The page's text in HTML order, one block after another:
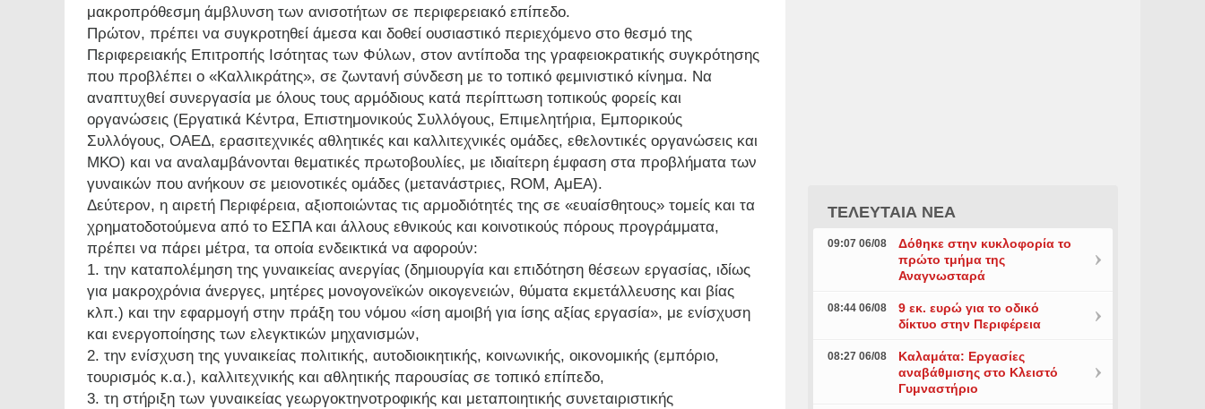
μακροπρόθεσμη άμβλυνση των ανισοτήτων σε περιφερειακό επίπεδο.
Πρώτον, πρέπει να συγκροτηθεί άμεσα και δοθεί ουσιαστικό περιεχόμενο στο θεσμό της
Περιφερειακής Επιτροπής Ισότητας των Φύλων, στον αντίποδα της γραφειοκρατικής συγκρότησης
που προβλέπει ο «Καλλικράτης», σε ζωντανή σύνδεση με το τοπικό φεμινιστικό κίνημα. Να
αναπτυχθεί συνεργασία με όλους τους αρμόδιους κατά περίπτωση τοπικούς φορείς και
οργανώσεις (Εργατικά Κέντρα, Επιστημονικούς Συλλόγους, Επιμελητήρια, Εμπορικούς
Συλλόγους, ΟΑΕΔ, ερασιτεχνικές αθλητικές και καλλιτεχνικές ομάδες, εθελοντικές οργανώσεις και
ΜΚΟ) και να αναλαμβάνονται θεματικές πρωτοβουλίες, με ιδιαίτερη έμφαση στα προβλήματα των
γυναικών που ανήκουν σε μειονοτικές ομάδες (μετανάστριες, ROM, ΑμΕΑ).
Δεύτερον, η αιρετή Περιφέρεια, αξιοποιώντας τις αρμοδιότητές της σε «ευαίσθητους» τομείς και τα
χρηματοδοτούμενα από το ΕΣΠΑ και άλλους εθνικούς και κοινοτικούς πόρους προγράμματα,
πρέπει να πάρει μέτρα, τα οποία ενδεικτικά να αφορούν:
1. την καταπολέμηση της γυναικείας ανεργίας (δημιουργία και επιδότηση θέσεων εργασίας, ιδίως
για μακροχρόνια άνεργες, μητέρες μονογονεϊκών οικογενειών, θύματα εκμετάλλευσης και βίας
κλπ.) και την εφαρμογή στην πράξη του νόμου «ίση αμοιβή για ίσης αξίας εργασία», με ενίσχυση
και ενεργοποίησης των ελεγκτικών μηχανισμών,
2. την ενίσχυση της γυναικείας πολιτικής, αυτοδιοικητικής, κοινωνικής, οικονομικής (εμπόριο,
τουρισμός κ.α.), καλλιτεχνικής και αθλητικής παρουσίας σε τοπικό επίπεδο,
3. τη στήριξη των γυναικείας γεωργοκτηνοτροφικής και μεταποιητικής συνεταιριστικής
ΤΕΛΕΥΤΑΙΑ ΝΕΑ
09:07 06/08
Δόθηκε στην κυκλοφορία το
πρώτο τμήμα της
Αναγνωσταρά
08:44 06/08
9 εκ. ευρώ για το οδικό
δίκτυο στην Περιφέρεια
08:27 06/08
Καλαμάτα: Εργασίες
αναβάθμισης στο Κλειστό
Γυμναστήριο